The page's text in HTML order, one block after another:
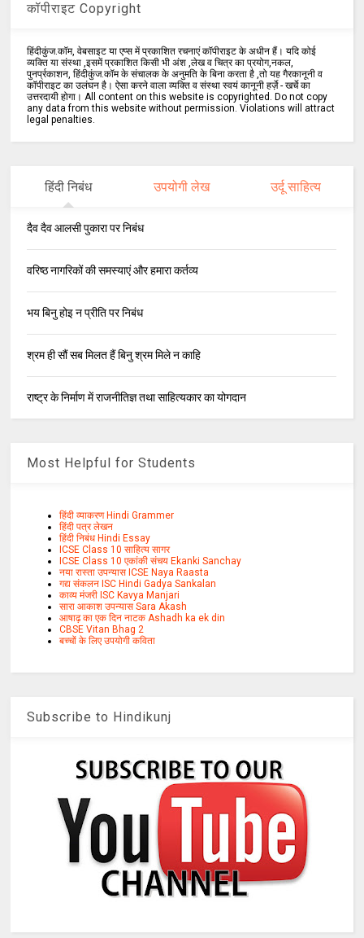
कॉपीराइट Copyright
हिंदीकुंज.कॉम, वेबसाइट या एप्स में प्रकाशित रचनाएं कॉपीराइट के अधीन हैं। यदि कोई
व्यक्ति या संस्था ,इसमें प्रकाशित किसी भी अंश ,लेख व चित्र का प्रयोग,नकल,
पुनर्प्रकाशन, हिंदीकुंज.कॉम के संचालक के अनुमति के बिना करता है ,तो यह गैरकानूनी व
कॉपीराइट का उलंघन है। ऐसा करने वाला व्यक्ति व संस्था स्वयं कानूनी हर्ज़े - खर्चे का
उत्तरदायी होगा। All content on this website is copyrighted. Do not copy
any data from this website without permission. Violations will attract
legal penalties.
हिंदी निबंध उपयोगी लेख उर्दू साहित्य
दैव दैव आलसी पुकारा पर निबंध
वरिष्ठ नागरिकों की समस्याएं और हमारा कर्तव्य
भय बिनु होइ न प्रीति पर निबंध
श्रम ही सौं सब मिलत हैं बिनु श्रम मिले न काहि
राष्ट्र के निर्माण में राजनीतिज्ञ तथा साहित्यकार का योगदान
Most Helpful for Students
हिंदी व्याकरण Hindi Grammer
हिंदी पत्र लेखन
हिंदी निबंध Hindi Essay
ICSE Class 10 साहित्य सागर
ICSE Class 10 एकांकी संचय Ekanki Sanchay
नया रास्ता उपन्यास ICSE Naya Raasta
गद्य संकलन ISC Hindi Gadya Sankalan
काव्य मंजरी ISC Kavya Manjari
सारा आकाश उपन्यास Sara Akash
आषाढ़ का एक दिन नाटक Ashadh ka ek din
CBSE Vitan Bhag 2
बच्चों के लिए उपयोगी कविता
Subscribe to Hindikunj